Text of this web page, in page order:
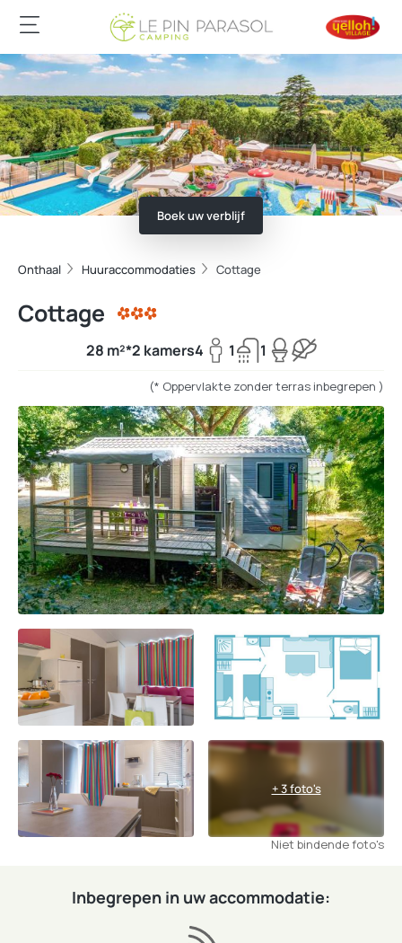
Boek uw verblijf
Onthaal Huuraccommodaties Cottage
Cottage
28 m²*2 kamers4 1 1
(* Oppervlakte zonder terras inbegrepen )
+ 3 foto's
Niet bindende foto's
Inbegrepen in uw accommodatie: